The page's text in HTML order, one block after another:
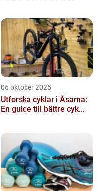
Dessa ...
06 oktober 2025
Utforska cyklar i Åsarna:
En guide till bättre cyk...